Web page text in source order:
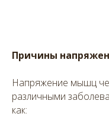
Причины
Напряжение мышц
различными
как: